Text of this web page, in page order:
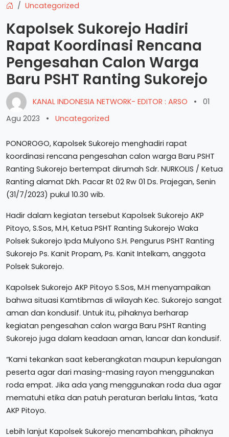
Uncategorized
Kapolsek Sukorejo Hadiri
Rapat Koordinasi Rencana
Pengesahan Calon Warga
Baru PSHT Ranting Sukorejo
KANAL INDONESIA NETWORK- EDITOR : ARSO •
01
Agu 2023
• Uncategorized
PONOROGO, Kapolsek Sukorejo menghadiri rapat
koordinasi rencana pengesahan calon warga Baru PSHT
Ranting Sukorejo bertempat dirumah Sdr. NURKOLIS / Ketua
Ranting alamat Dkh. Pacar Rt 02 Rw 01 Ds. Prajegan, Senin
(31/7/2023) pukul 10.30 wib.
Hadir dalam kegiatan tersebut Kapolsek Sukorejo AKP
Pitoyo, S.Sos, M.H, Ketua PSHT Ranting Sukorejo Waka
Polsek Sukorejo Ipda Mulyono S.H. Pengurus PSHT Ranting
Sukorejo Ps. Kanit Propam, Ps. Kanit Intelkam, anggota
Polsek Sukorejo.
Kapolsek Sukorejo AKP Pitoyo S.Sos, M.H menyampaikan
bahwa situasi Kamtibmas di wilayah Kec. Sukorejo sangat
aman dan kondusif. Untuk itu, pihaknya berharap
kegiatan pengesahan calon warga Baru PSHT Ranting
Sukorejo juga dalam keadaan aman, lancar dan kondusif.
“Kami tekankan saat keberangkatan maupun kepulangan
peserta agar dari masing-masing rayon menggunakan
roda empat. Jika ada yang menggunakan roda dua agar
mematuhi etika dan patuh peraturan berlalu lintas, “kata
AKP Pitoyo.
Lebih lanjut Kapolsek Sukorejo menambahkan, pihaknya